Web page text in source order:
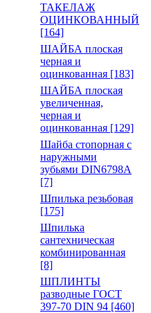
ТАКЕЛАЖ
ОЦИНКОВАННЫЙ
[164]
ШАЙБА плоская
черная и
оцинкованная [183]
ШАЙБА плоская
увеличенная,
черная и
оцинкованная [129]
Шайба стопорная с
наружными
зубьями DIN6798A
[7]
Шпилька резьбовая
[175]
Шпилька
сантехническая
комбинированная
[8]
ШПЛИНТЫ
разводные ГОСТ
397-70 DIN 94 [460]